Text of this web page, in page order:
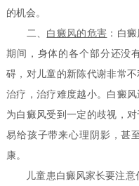
的机会。
二、 白癜风的危害 ：白
期间，身体的各个部分还没
碍，对儿童的新陈代谢非常
治疗，治疗难度越小。白癜
为白癜风受到一定的歧视，
易给孩子带来心理阴影，甚
康。
儿童患白癜风家长要注意